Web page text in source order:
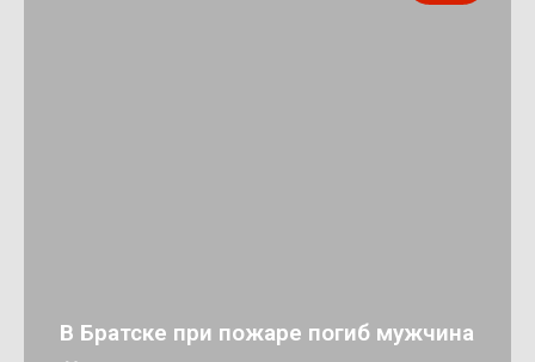
В Братске при пожаре погиб мужчина